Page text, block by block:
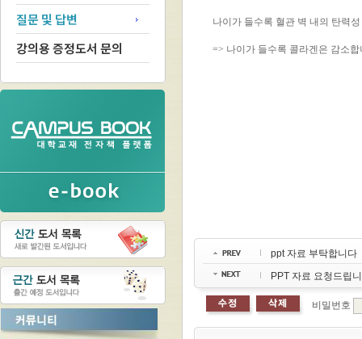
질문 및 답변
강의용 증정도서 문의
ppt 자료 부탁합니다
PPT 자료 요청드립
비밀번호